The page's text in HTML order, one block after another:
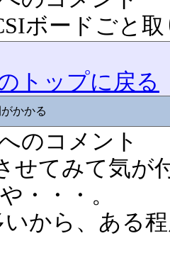
ボードごと
トップに戻る
かかる
のコメント
せてみて気が
・・・。
いから、ある